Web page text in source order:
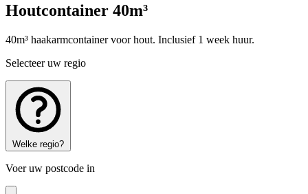
Houtcontainer 40m³
40m³ haakarmcontainer voor hout. Inclusief 1 week huur.
Selecteer uw regio
Welke regio?
Voer uw postcode in